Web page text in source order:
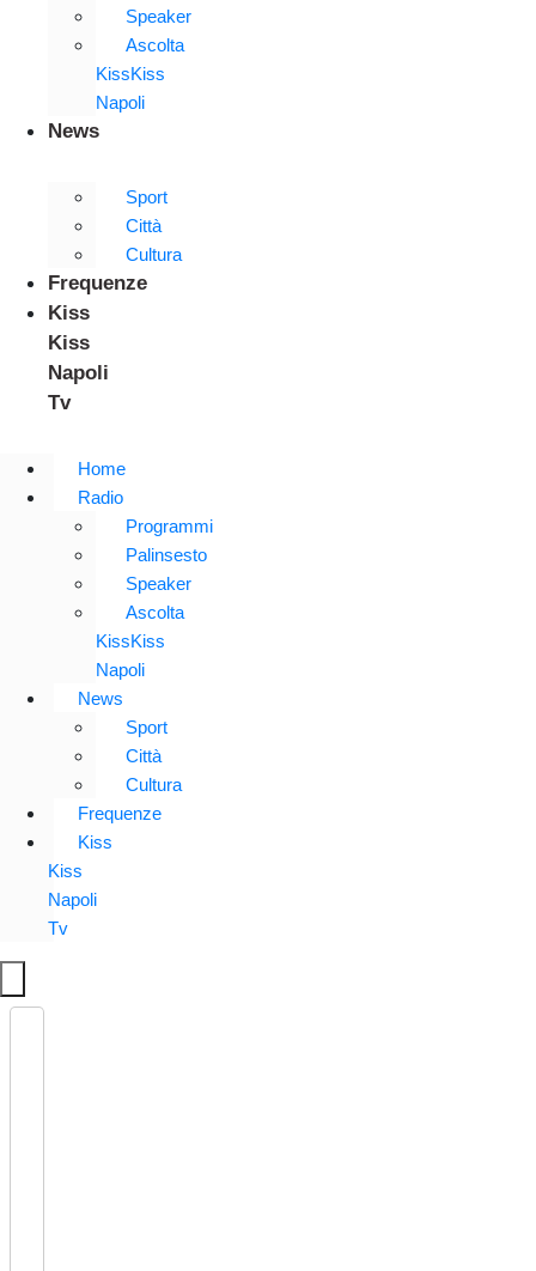
Speaker
Ascolta
KissKiss
Napoli
News
Sport
Città
Cultura
Frequenze
Kiss
Kiss
Napoli
Tv
Home
Radio
Programmi
Palinsesto
Speaker
Ascolta
KissKiss
Napoli
News
Sport
Città
Cultura
Frequenze
Kiss
Kiss
Napoli
Tv